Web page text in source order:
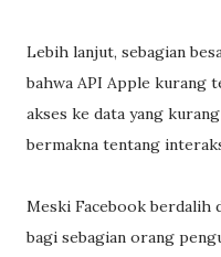
Lebih lanjut, sebagian
bahwa API Apple kurang
akses ke data yang
bermakna tentang
Meski Facebook berdalih
bagi sebagian orang